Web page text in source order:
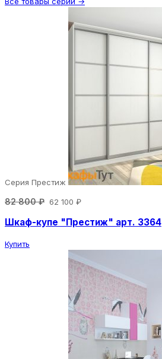
Серия Престиж
82 800 ₽ 62 100 ₽
Шкаф-купе "Престиж" арт. 3364
Купить